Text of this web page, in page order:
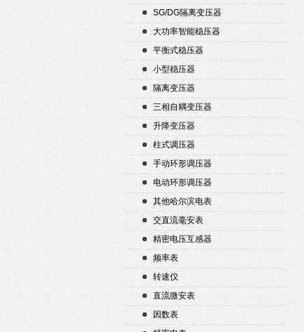
SG/DG隔离变压器
大功率智能稳压器
平衡式稳压器
小型稳压器
隔离变压器
三相自耦变压器
升降变压器
柱式调压器
手动环形调压器
电动环形调压器
其他哈尔滨电表
交直流毫安表
精密电压互感器
频率表
转速仪
直流微安表
因数表